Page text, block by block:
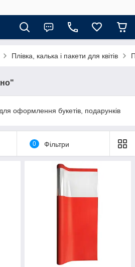
Плівка, калька і пакети для квітів
оформлення букетів, подарунків
0 Фільтри